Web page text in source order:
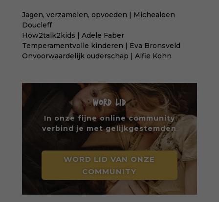
Jagen, verzamelen, opvoeden | Michealeen
Doucleff
How2talk2kids | Adele Faber
Temperamentvolle kinderen | Eva Bronsveld
Onvoorwaardelijk ouderschap | Alfie Kohn
WORD LID
In onze fijne online community
verbind je met gelijkgestemden
WORD LID VAN ONZE
COMMUNITY